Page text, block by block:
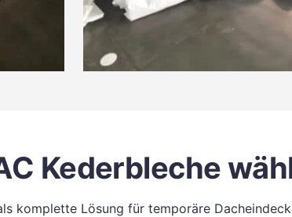
Kederbleche
komplette Lösung für temporäre